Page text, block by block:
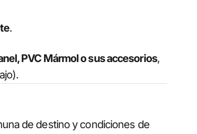
.
PVC Mármol o sus accesorios,
de destino y condiciones de